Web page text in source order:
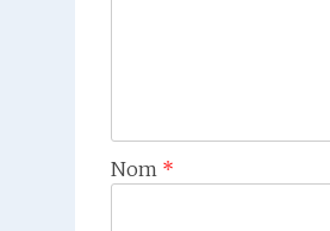
Nom *